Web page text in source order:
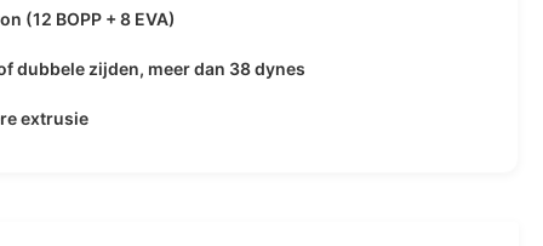
(12 BOPP + 8 EVA)
dubbele zijden, meer dan 38 dynes
extrusie